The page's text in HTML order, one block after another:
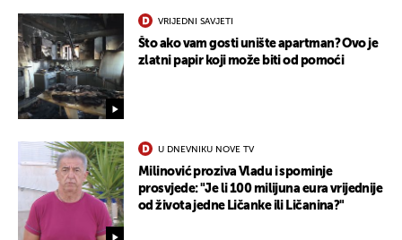
VRIJEDNI SAVJETI
Što ako vam gosti unište apartman? Ovo je
zlatni papir koji može biti od pomoći
U DNEVNIKU NOVE TV
Milinović proziva Vladu i spominje
prosvjede: "Je li 100 milijuna eura vrijednije
od života jedne Ličanke ili Ličanina?"